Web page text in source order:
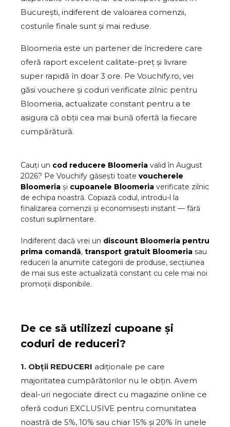
București, indiferent de valoarea comenzii,
costurile finale sunt și mai reduse.
Bloomeria este un partener de încredere care
oferă raport excelent calitate-preț și livrare
super rapidă în doar 3 ore. Pe Vouchify.ro, vei
găsi vouchere și coduri verificate zilnic pentru
Bloomeria, actualizate constant pentru a te
asigura că obții cea mai bună ofertă la fiecare
cumpărătură.
Cauți un cod reducere Bloomeria valid în August
2026? Pe Vouchify găsești toate voucherele
Bloomeria și cupoanele Bloomeria verificate zilnic
de echipa noastră. Copiază codul, introdu-l la
finalizarea comenzii și economisești instant — fără
costuri suplimentare.
Indiferent dacă vrei un discount Bloomeria pentru
prima comandă, transport gratuit Bloomeria sau
reduceri la anumite categorii de produse, secțiunea
de mai sus este actualizată constant cu cele mai noi
promoții disponibile.
De ce să utilizezi cupoane și
coduri de reduceri?
1. Obții REDUCERI adiționale pe care
majoritatea cumpărătorilor nu le obțin. Avem
deal-uri negociate direct cu magazine online ce
oferă coduri EXCLUSIVE pentru comunitatea
noastră de 5%, 10% sau chiar 15% și 20% în unele